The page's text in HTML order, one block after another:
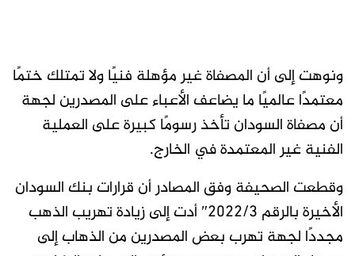
ونوهت إلى أن المصفاة غير مؤهلة فنيًا ولا تمتلك ختمًا
معتمدًا عالميًا ما يضاعف الأعباء على المصدرين لجهة
أن مصفاة السودان تأخذ رسومًا كبيرة على العملية
الفنية غير المعتمدة في الخارج.
وقطعت الصحيفة وفق المصادر أن قرارات بنك السودان
الأخيرة بالرقم 2022/3″ أدت إلى زيادة تهريب الذهب
مجددًا لجهة تهرب بعض المصدرين من الذهاب إلى